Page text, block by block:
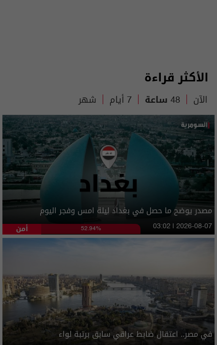
الأكثر قراءة
الآن 48 ساعة 7 أيام شهر
مصدر يوضح ما حصل في بغداد ليلة امس وفجر اليوم
أمن 52.94% 03:02 | 2026-08-07
في مصر.. اعتقال ضابط عراقي سابق برتبة لواء